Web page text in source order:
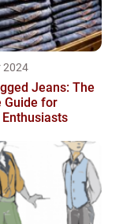
2024
Jeans: The
Guide for